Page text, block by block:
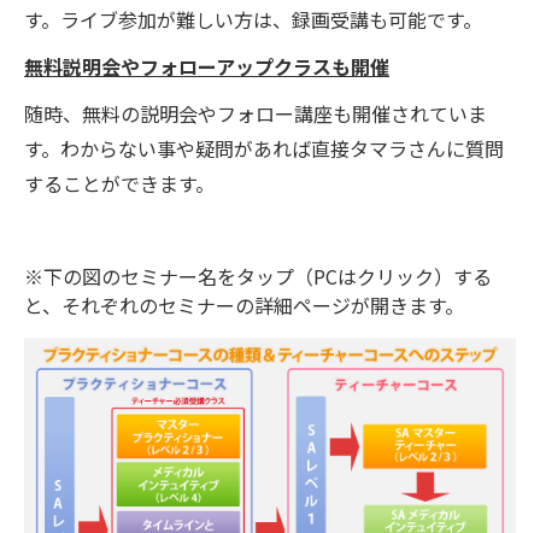
す。ライブ参加が難しい方は、録画受講も可能です。
無料説明会やフォローアップクラスも開催
随時、無料の説明会やフォロー講座も開催されていま
す。わからない事や疑問があれば直接タマラさんに質問
することができます。
※下の図のセミナー名をタップ（PCはクリック）する
と、それぞれのセミナーの詳細ページが開きます。